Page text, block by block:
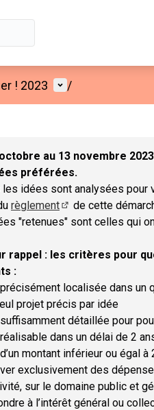
! 2023 Menu utilisateur
/
au 13 novembre
préférées.
les idées sont analysées pour
règlement
(Lien externe)
de cette
"retenues" sont celles qui
rappel : les critères pour
:
localisée dans un
projet précis par idée
détaillée pour
dans un délai de 2
montant inférieur ou égal à
exclusivement des
sur le domaine public et
à l’intérêt général ou